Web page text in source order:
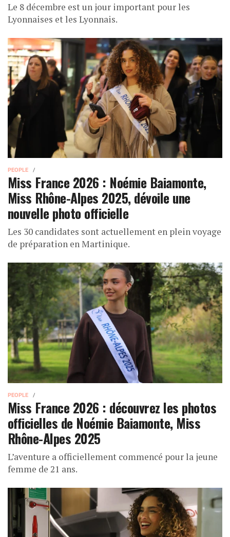
Le 8 décembre est un jour important pour les
Lyonnaises et les Lyonnais.
PEOPLE
Miss France 2026 : Noémie Baiamonte,
Miss Rhône-Alpes 2025, dévoile une
nouvelle photo officielle
Les 30 candidates sont actuellement en plein voyage
de préparation en Martinique.
PEOPLE
Miss France 2026 : découvrez les photos
officielles de Noémie Baiamonte, Miss
Rhône-Alpes 2025
L’aventure a officiellement commencé pour la jeune
femme de 21 ans.